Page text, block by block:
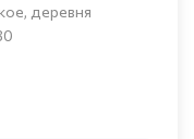
деревня